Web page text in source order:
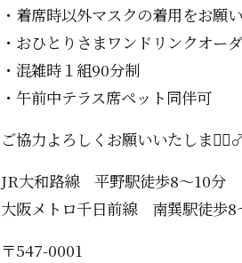
・着席時以外マスクの着用をお願
・おひとりさまワンドリンクオー
・混雑時１組90分制
・午前中テラス席ペット同伴可
ご協力よろしくお願いいたします
JR大和路線 平野駅徒歩8〜10分
大阪メトロ千日前線 南巽駅徒歩8
〒547-0001